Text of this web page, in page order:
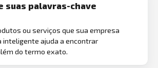
suas palavras-chave
ou serviços que sua empresa
inteligente ajuda a encontrar
do termo exato.